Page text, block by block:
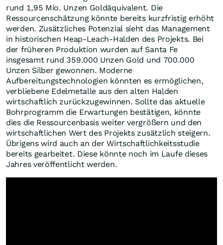
rund 1,95 Mio. Unzen Goldäquivalent. Die
Ressourcenschätzung könnte bereits kurzfristig erhöht
werden. Zusätzliches Potenzial sieht das Management
in historischen Heap-Leach-Halden des Projekts. Bei
der früheren Produktion wurden auf Santa Fe
insgesamt rund 359.000 Unzen Gold und 700.000
Unzen Silber gewonnen. Moderne
Aufbereitungstechnologien könnten es ermöglichen,
verbliebene Edelmetalle aus den alten Halden
wirtschaftlich zurückzugewinnen. Sollte das aktuelle
Bohrprogramm die Erwartungen bestätigen, könnte
dies die Ressourcenbasis weiter vergrößern und den
wirtschaftlichen Wert des Projekts zusätzlich steigern.
Übrigens wird auch an der Wirtschaftlichkeitsstudie
bereits gearbeitet. Diese könnte noch im Laufe dieses
Jahres veröffentlicht werden.